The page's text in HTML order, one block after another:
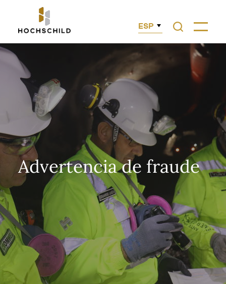
ESP
Advertencia de fraude